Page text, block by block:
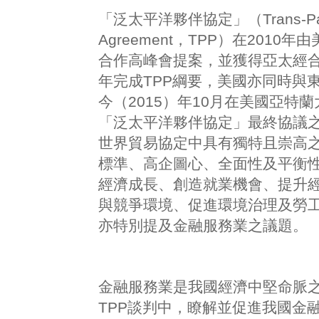
「泛太平洋夥伴協定」（Trans-
Agreement，TPP）在2010年由
合作高峰會提案，並獲得亞太經
年完成TPP綱要，美國亦同時與
今（2015）年10月在美國亞特
「泛太平洋夥伴協定」最終協議
世界貿易協定中具有獨特且崇高
標準、高企圖心、全面性及平衡
經濟成長、創造就業機會、提升
與競爭環境、促進環境治理及勞
亦特別提及金融服務業之議題。
金融服務業是我國經濟中堅命脈
TPP談判中，瞭解並促進我國金